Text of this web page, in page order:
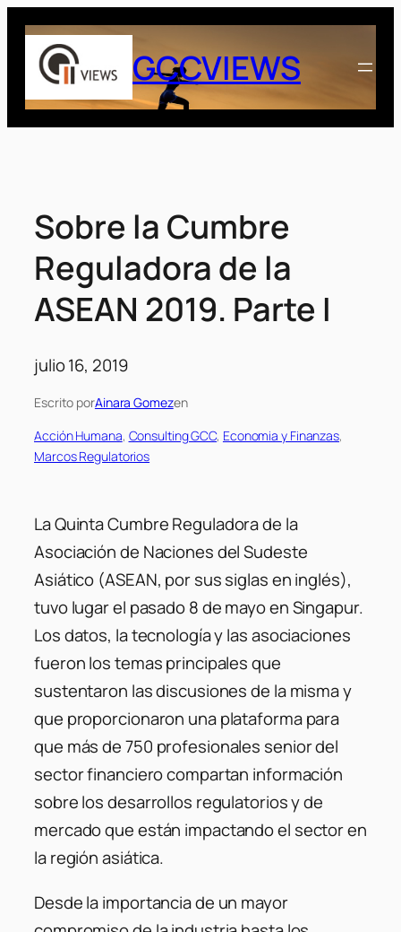
Saltar
contenido
GCCVIEWS
Sobre la Cumbre
Reguladora de la
ASEAN 2019. Parte I
julio 16, 2019
Escrito porAinara Gomezen
Acción Humana, Consulting GCC, Economia y Finanzas
Marcos Regulatorios
La Quinta Cumbre Reguladora de la
Asociación de Naciones del Sudeste
Asiático (ASEAN, por sus siglas en inglés),
tuvo lugar el pasado 8 de mayo en Singapur.
Los datos, la tecnología y las asociaciones
fueron los temas principales que
sustentaron las discusiones de la misma y
que proporcionaron una plataforma para
que más de 750 profesionales senior del
sector financiero compartan información
sobre los desarrollos regulatorios y de
mercado que están impactando el sector en
la región asiática.
Desde la importancia de un mayor